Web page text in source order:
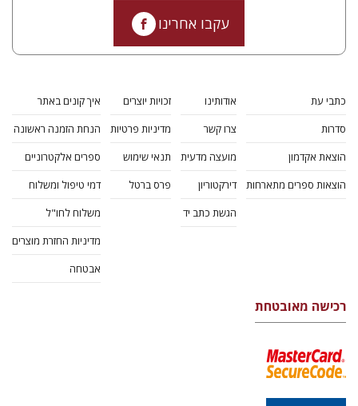
עקבו אחרינו
כתבי עת
סדרות
הוצאת אקדמון
הוצאות ספרים מתארחות
אודותינו
צרו קשר
מועצה מדעית
דירקטוריון
הגשת כתב יד
זכויות יוצרים
מדיניות פרטיות
תנאי שימוש
פרס ברטל
איך קונים באתר
הנחת הזמנה ראשונה
ספרים אלקטרוניים
דמי טיפול ומשלוח
משלוח לחו"ל
מדיניות החזרת מוצרים
אבטחה
רכישה מאובטחת